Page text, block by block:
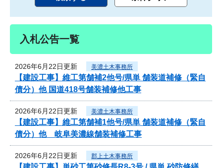
入札公告一覧
2026年6月22日更新 美濃土木事務所
【建設工事】維工第舗補2他号/県単 舗装道補修（緊自
債分）他 国道418号舗装補修他工事
2026年6月22日更新 美濃土木事務所
【建設工事】維工第舗補1他号/県単 舗装道補修（緊自
債分）他 岐阜美濃線舗装補修工事
2026年6月22日更新 郡上土木事務所